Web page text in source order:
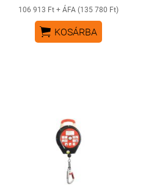
106 913 Ft + ÁFA (135 780 Ft)
 KOSÁRBA